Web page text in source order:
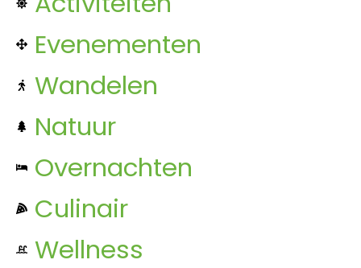
Evenementen
Wandelen
Natuur
Overnachten
Culinair
Wellness